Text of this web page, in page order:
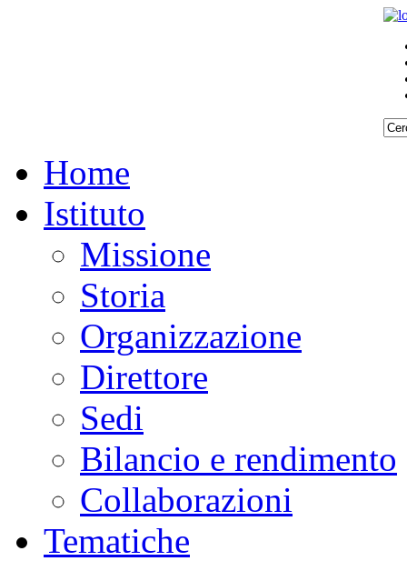
Home
Istituto
Missione
Storia
Organizzazione
Direttore
Sedi
Bilancio e rendimento
Collaborazioni
Tematiche